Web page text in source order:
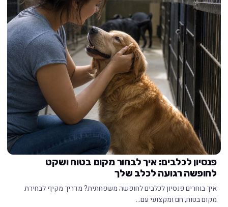
פנסיון לכלבים: איך לבחור מקום בטוח ושקט
לחופשה רגועה לכלב שלך
איך בוחרים פנסיון לכלבים לחופשה משפחתית? מדריך מקיף לבחירת
מקום בטוח, חם ומקצועי עם…